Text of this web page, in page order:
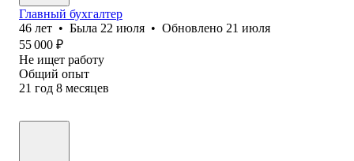
Главный бухгалтер
46 лет • Была 22 июля • Обновлено 21 июля
55 000 ₽
Не ищет работу
Общий опыт
21 год 8 месяцев